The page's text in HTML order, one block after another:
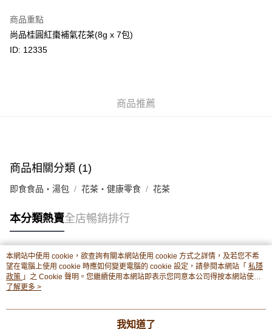
BoC Pay
其他轉帳方式
內將付款金額存入以上其中一個戶口，付款後請將收據或成功轉帳畫面截圖
順豐站及順豐自提點
每筆HK$80.00，滿HK$380.00或以上免運費
每筆HK$80.00，滿HK$380.00或以上免運費
付款後門市自取 (3-6天可到店取) (取貨請自備購物袋)
每筆HK$80.00，滿HK$380.00或以上免運費
商品重點
尚品桂圓紅棗補氣花茶(8g x 7包)
ID: 12335
商品推薦
商品相關分類 (1)
即食食品・湯包 花茶・健康零食 花茶
本分類熱賣全店暢銷排行
熱門標籤
熱銷排行
本網站中使用 cookie，欲查詢有關本網站使用 cookie 方式之詳情，及若您不希
望在電腦上使用 cookie 時應如何變更電腦的 cookie 設定，請參閱本網站「 私隱
政策 」之 Cookie 聲明。您繼續使用本網站即表示您同意本公司得按本網站使用
條款之 Cookie 聲明使用 cookie。
了解更多 >
我知道了